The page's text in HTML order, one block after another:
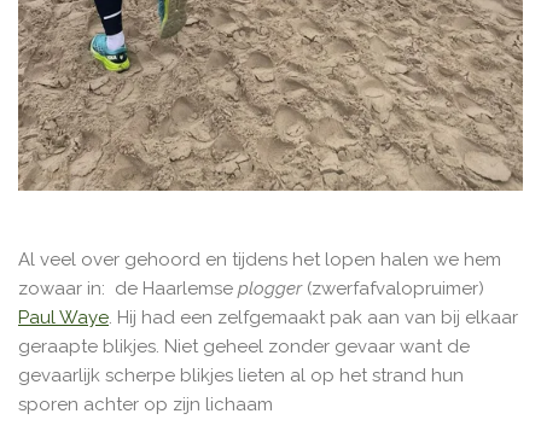
Al veel over gehoord en tijdens het lopen halen we hem
zowaar in: de Haarlemse plogger(zwerfafvalopruimer)
Paul Waye. Hij had een zelfgemaakt pak aan van bij elkaar
geraapte blikjes. Niet geheel zonder gevaar want de
gevaarlijk scherpe blikjes lieten al op het strand hun
sporen achter op zijn lichaam